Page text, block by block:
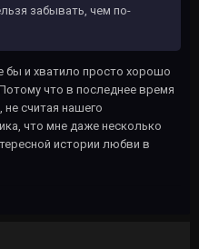
забывать, чем по-
бы и хватило просто хорошо
что в последнее время
считая нашего
что мне даже несколько
истории любви в